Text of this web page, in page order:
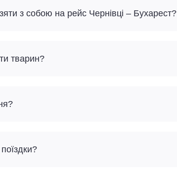
з собою на рейс Чернівці – Бухарест?
тварин?